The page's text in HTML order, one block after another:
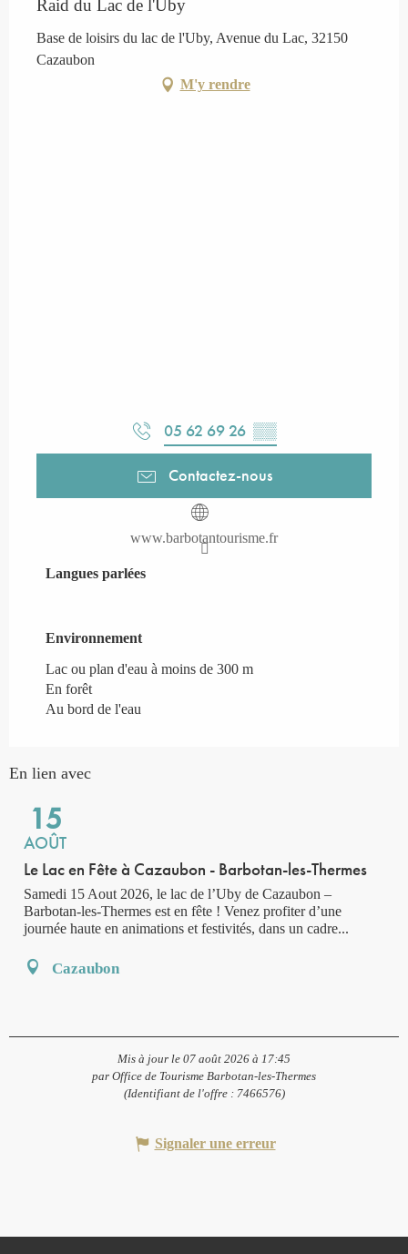
Raid du Lac de l'Uby
Base de loisirs du lac de l'Uby, Avenue du Lac, 32150
Cazaubon
M'y rendre
05 62 69 26 ▒▒
Contactez-nous
www.barbotantourisme.fr
Langues parlées
Langues parlées
Environnement
Environnement
Lac ou plan d'eau à moins de 300 m
En forêt
Au bord de l'eau
En lien avec
15
AOÛT
Le Lac en Fête à Cazaubon - Barbotan-les-Thermes
Samedi 15 Aout 2026, le lac de l’Uby de Cazaubon –
Barbotan-les-Thermes est en fête ! Venez profiter d’une
journée haute en animations et festivités, dans un cadre...
Cazaubon
Mis à jour le 07 août 2026 à 17:45
par Office de Tourisme Barbotan-les-Thermes
(Identifiant de l'offre : 7466576)
Signaler une erreur